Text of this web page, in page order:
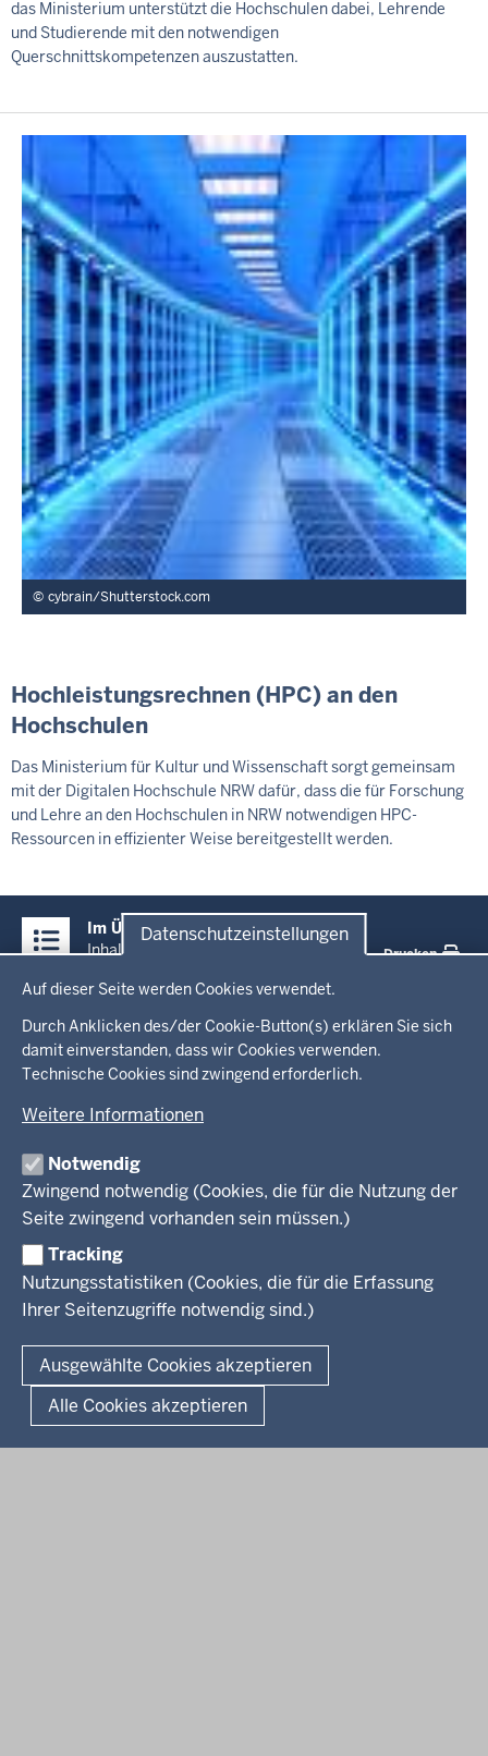
Datenschutzeinstellungen
Auf dieser Seite werden Cookies verwendet.
Durch Anklicken des/der Cookie-Button(s) erklären Sie sich
damit einverstanden, dass wir Cookies verwenden.
Technische Cookies sind zwingend erforderlich.
Weitere Informationen
Notwendig
Zwingend notwendig (Cookies, die für die Nutzung der
Seite zwingend vorhanden sein müssen.)
Tracking
Nutzungsstatistiken (Cookies, die für die Erfassung
Ihrer Seitenzugriffe notwendig sind.)
Ausgewählte Cookies akzeptieren
Alle Cookies akzeptieren
das Ministerium unterstützt die Hochschulen dabei, Lehrende
und Studierende mit den notwendigen
Querschnittskompetenzen auszustatten.
cybrain/Shutterstock.com
Hochleistungsrechnen (HPC) an den
Hochschulen
Das Ministerium für Kultur und Wissenschaft sorgt gemeinsam
mit der Digitalen Hochschule NRW dafür, dass die für Forschung
und Lehre an den Hochschulen in NRW notwendigen HPC-
Ressourcen in effizienter Weise bereitgestellt werden.
Inhalte
Im Überblick
Inhalt
Drucken
Menü
in
der
Fußzeile
Startseite
Ministerium
Leitung des Hauses
Organisation
Arbeitgeber Ministerium
Rechtsgrundlagen
Kultur
Wissenschaft, Forschung, Lehre und Studium
Weiterbildung
Presse
Service
Kontakt
Fußzeile
Datenschutz Erklärung zur Barrierefreiheit